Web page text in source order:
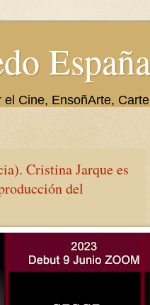
España
Cine, EnsoñArte,
Cristina Jarque es
del